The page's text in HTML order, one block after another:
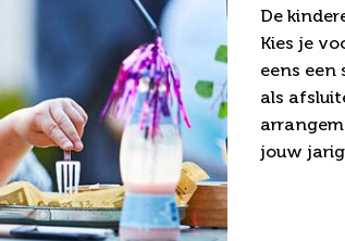
De
Kies je
eens een
als
jouw